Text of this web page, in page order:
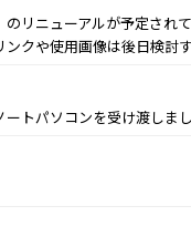
リニューアルが予定され
クや使用画像は後日検討
トパソコンを受け渡しま